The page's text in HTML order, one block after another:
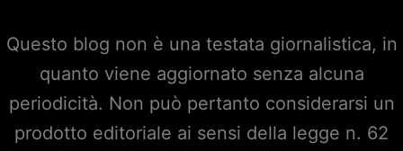
Questo blog non è una testata giornalistica, in
quanto viene aggiornato senza alcuna
periodicità. Non può pertanto considerarsi un
prodotto editoriale ai sensi della legge n. 62